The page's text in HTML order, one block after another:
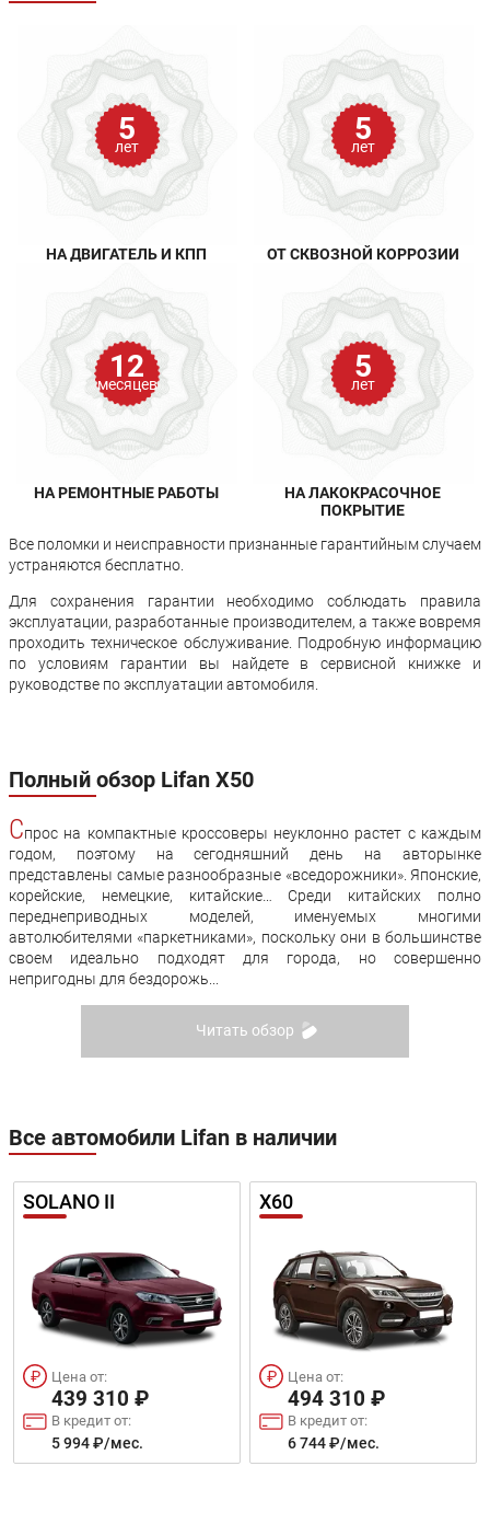
5
лет
НА ДВИГАТЕЛЬ И КПП
5
лет
ОТ СКВОЗНОЙ КОРРОЗИИ
12
месяцев
НА РЕМОНТНЫЕ РАБОТЫ
5
лет
НА ЛАКОКРАСОЧНОЕ
ПОКРЫТИЕ
Все поломки и неисправности признанные гарантийным случаем
устраняются бесплатно.
Для сохранения гарантии необходимо соблюдать правила
эксплуатации, разработанные производителем, а также вовремя
проходить техническое обслуживание. Подробную информацию
по условиям гарантии вы найдете в сервисной книжке и
руководстве по эксплуатации автомобиля.
Полный обзор Lifan X50
Спрос на компактные кроссоверы неуклонно растет с каждым
годом, поэтому на сегодняшний день на авторынке
представлены самые разнообразные «вседорожники». Японские,
корейские, немецкие, китайские… Среди китайских полно
переднеприводных моделей, именуемых многими
автолюбителями «паркетниками», поскольку они в большинстве
своем идеально подходят для города, но совершенно
непригодны для бездорожь...
Читать обзор
Все автомобили Lifan в наличии
SOLANO II
Цена от:
439 310 ₽
В кредит от:
5 994 ₽/мес.
X60
Цена от:
494 310 ₽
В кредит от:
6 744 ₽/мес.